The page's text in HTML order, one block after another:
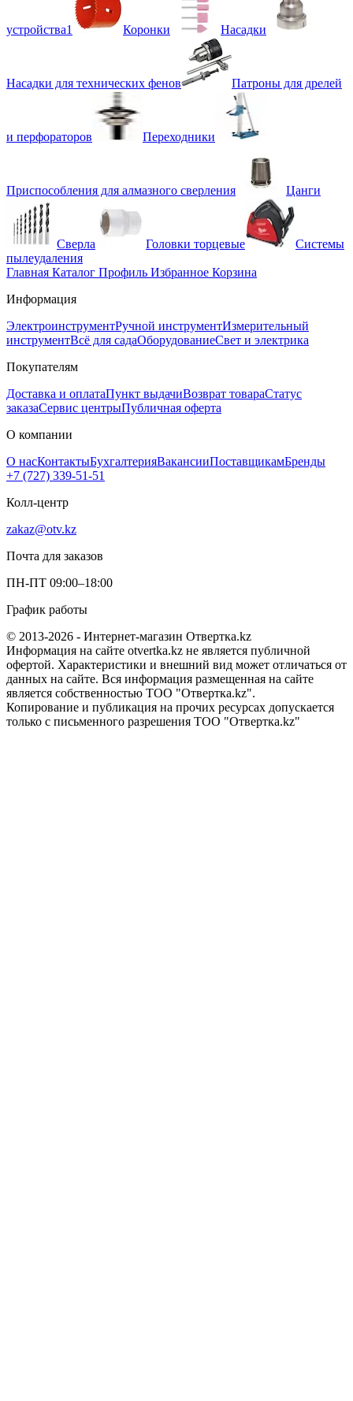
устройства1 Коронки Насадки
Насадки для технических фенов Патроны для дрелей
и перфораторов Переходники
Приспособления для алмазного сверления Цанги
Сверла Головки торцевые
Системы
пылеудаления
Главная Каталог Профиль Избранное Корзина
Информация
ЭлектроинструментРучной инструментИзмерительный
инструментВсё для садаОборудованиеСвет и электрика
Покупателям
Доставка и оплатаПункт выдачиВозврат товараСтатус
заказаСервис центрыПубличная оферта
О компании
О насКонтактыБухгалтерияВакансииПоставщикамБренды
+7 (727) 339-51-51
Колл-центр
zakaz@otv.kz
Почта для заказов
ПН-ПТ 09:00–18:00
График работы
© 2013-2026 - Интернет-магазин Отвертка.kz
Информация на сайте otvertka.kz не является публичной
офертой. Характеристики и внешний вид может отличаться от
данных на сайте. Вся информация размещенная на сайте
является собственностью ТОО "Отвертка.kz".
Копирование и публикация на прочих ресурсах допускается
только с письменного разрешения ТОО "Отвертка.kz"